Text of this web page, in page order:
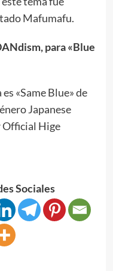
Mafumafu.
para «Blue
«Same Blue» de
Japanese
Official Hige
Sociales